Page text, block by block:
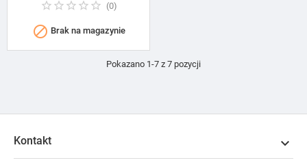
(0)
 Brak na magazynie
Pokazano 1-7 z 7 pozycji
Kontakt 